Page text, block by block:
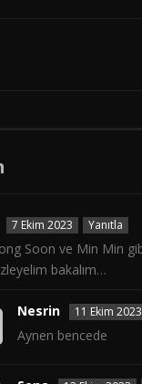
7 Ekim 2023 Yanıtla
Soon ve Min Min
bakalım…
Nesrin 11 Ekim 2023
Aynen bencede